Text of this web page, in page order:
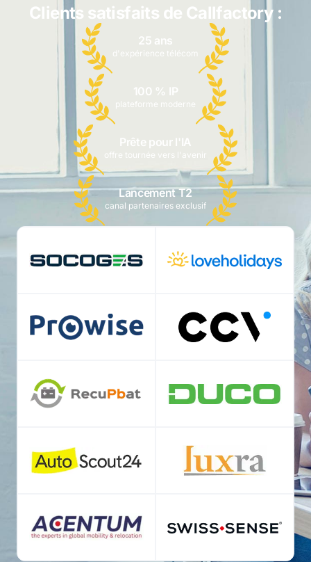
Clients satisfaits de Callfactory :
25 ans
d'expérience télécom
100 % IP
plateforme moderne
Prête pour l'IA
offre tournée vers l'avenir
Lancement T2
canal partenaires exclusif